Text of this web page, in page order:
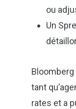
ou
Un
Bloomberg
tant
rates et a